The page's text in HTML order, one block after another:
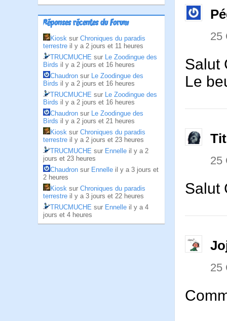
Réponses récentes du Forum
Kiosk sur Chroniques du paradis
terrestre il y a 2 jours et 11 heures
TRUCMUCHE sur Le Zoodingue des
Birds il y a 2 jours et 16 heures
Chaudron sur Le Zoodingue des
Birds il y a 2 jours et 16 heures
TRUCMUCHE sur Le Zoodingue des
Birds il y a 2 jours et 16 heures
Chaudron sur Le Zoodingue des
Birds il y a 2 jours et 21 heures
Kiosk sur Chroniques du paradis
terrestre il y a 2 jours et 23 heures
TRUCMUCHE sur Ennelle il y a 2
jours et 23 heures
Chaudron sur Ennelle il y a 3 jours et
2 heures
Kiosk sur Chroniques du paradis
terrestre il y a 3 jours et 22 heures
TRUCMUCHE sur Ennelle il y a 4
jours et 4 heures
25
Salut
Le
25
Salut
25